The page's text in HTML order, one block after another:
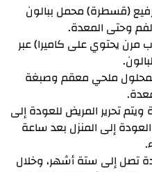
(قسطرة) محمل ببالون
وحتى المعدة.
مرن يحتوي على كاميرا) عبر
بمحلول ملحي معقم وصبغة
ويتم تحرير المريض للعودة إلى
إلى المنزل بعد ساعة
تصل إلى ستة أشهر، وخلال